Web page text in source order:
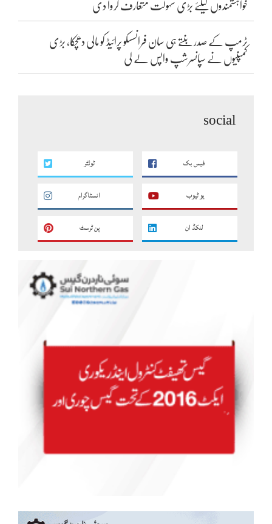
خواہشمندوں کیلئے بڑی سہولت متعارف کروا دی
ٹرمپ کے صدر بنتے ہی سان فرانسسکو پرائیڈ کو مالی دھچکا، بڑی
کمپنیوں نے سپانسرشپ واپس لے لی
social
فیس بک ٹوئٹر
یو ٹیوب انسٹاگرام
لنکڈ ان پن ٹرسٹ